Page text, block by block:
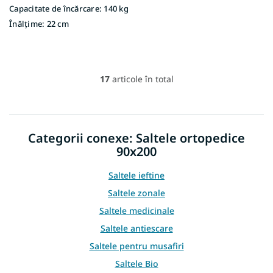
Capacitate de încărcare: 140 kg
Înălțime: 22 cm
C
t
r
o
l
l
l
i
s
ă
r
i
l
17articole în total
Categorii conexe: Saltele ortopedice
90x200
Saltele ieftine
Saltele zonale
Saltele medicinale
Saltele antiescare
Saltele pentru musafiri
Saltele Bio